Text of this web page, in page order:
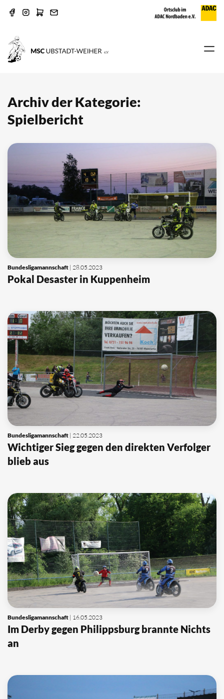
Archiv der Kategorie:
Spielbericht
Bundesligamannschaft | 28.05.2023
Pokal Desaster in Kuppenheim
Bundesligamannschaft | 22.05.2023
Wichtiger Sieg gegen den direkten Verfolger
blieb aus
Bundesligamannschaft | 16.05.2023
Im Derby gegen Philippsburg brannte Nichts
an